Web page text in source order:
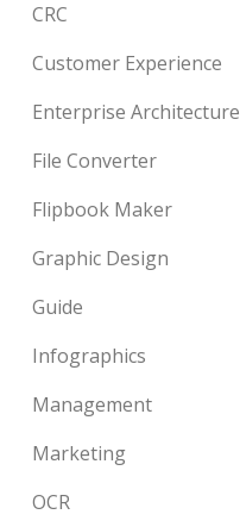
CRC
Customer Experience
Enterprise Architecture
File Converter
Flipbook Maker
Graphic Design
Guide
Infographics
Management
Marketing
OCR